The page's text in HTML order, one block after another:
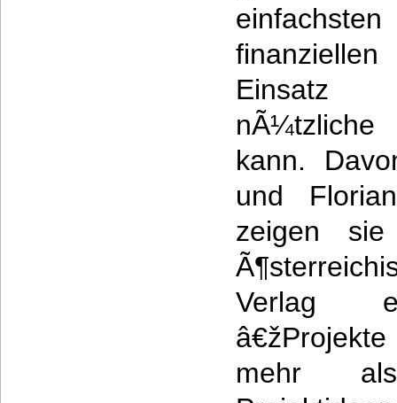
Einsatz
nÃ¼tzliche
kann.
und
zeigen
Verlag
mehr